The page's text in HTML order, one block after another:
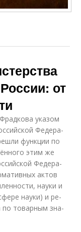
от
ука­зом
Фе­де­ра­
функ­ции по
этим же
Фе­де­ра­
актов
науки и
науки) и ре­
по то­вар­ным зна­